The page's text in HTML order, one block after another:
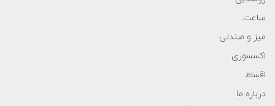
ساعت
میز و صندلی
اکسسوری
اقساط
درباره ما